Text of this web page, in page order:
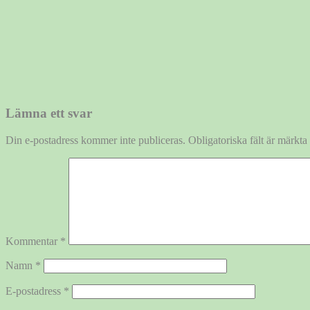
Lämna ett svar
Din e-postadress kommer inte publiceras. Obligatoriska fält är märkta
Kommentar *
Namn *
E-postadress *